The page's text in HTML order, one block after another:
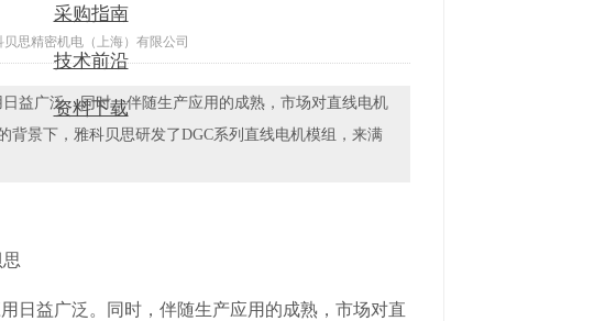
采购指南
技术前沿
资料下载
思精密机电（上海）有限公司
益广泛。同时，伴随生产应用的成熟，市场对直线电机
景下，雅科贝思研发了DGC系列直线电机模组，来满
日益广泛。同时，伴随生产应用的成熟，市场对直